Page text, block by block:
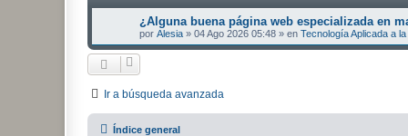
¿Alguna buena página web especializada en
por Alesia » 04 Ago 2026 05:48 » en Tecnología Aplicada a
Ir a búsqueda avanzada
Índice general